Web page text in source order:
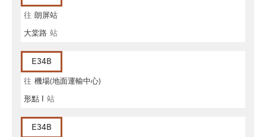
往 朗屏站
大棠路 站
E34B
往 機場(地面運輸中心)
形點 I 站
E34B